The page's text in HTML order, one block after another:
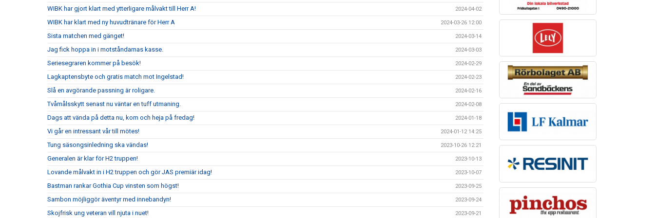
WIBK har gjort klart med ytterligare målvakt till Herr A! 2024-04-02
WIBK har klart med ny huvudtränare för Herr A 2024-03-26 12:00
Sista matchen med gänget! 2024-03-14
Jag fick hoppa in i motståndarnas kasse. 2024-03-03
Seriesegraren kommer på besök! 2024-02-29
Lagkaptensbyte och gratis match mot Ingelstad! 2024-02-23
Slå en avgörande passning är roligare. 2024-02-16
Tvåmålsskytt senast nu väntar en tuff utmaning. 2024-02-08
Dags att vända på detta nu, kom och heja på fredag! 2024-01-18
Vi går en intressant vår till mötes! 2024-01-12 14:25
Tung säsongsinledning ska vändas! 2023-10-26 12:21
Generalen är klar för H2 truppen! 2023-10-13
Lovande målvakt in i H2 truppen och gör JAS premiär idag! 2023-10-07
Bastman rankar Gothia Cup vinsten som högst! 2023-09-25
Sambon möjliggör äventyr med innebandyn! 2023-09-24
Skojfrisk ung veteran vill njuta i nuet! 2023-09-21